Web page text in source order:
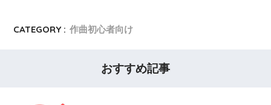
CATEGORY : 作曲初心者向け
おすすめ記事